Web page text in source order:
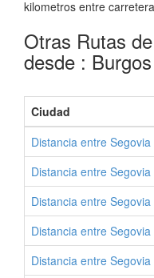
kilometros entre
Otras Rutas
desde :
Ciudad
Distancia entre
Distancia entre
Distancia entre
Distancia entre
Distancia entre